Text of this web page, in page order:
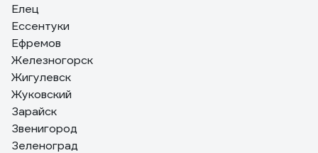
Елец
Ессентуки
Ефремов
Железногорск
Жигулевск
Жуковский
Зарайск
Звенигород
Зеленоград